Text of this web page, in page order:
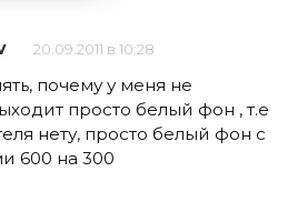
20.09.2011 в 10:28
почему у меня не
просто белый фон , т.е
нету, просто белый фон с
600 на 300